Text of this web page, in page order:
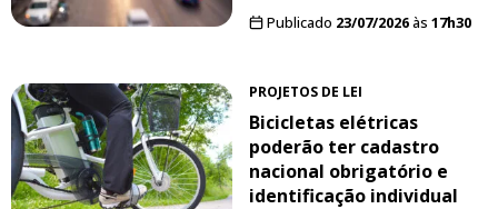
Publicado 23/07/2026às 17h30
PROJETOS DE LEI
Bicicletas elétricas
poderão ter cadastro
nacional obrigatório e
identificação individual